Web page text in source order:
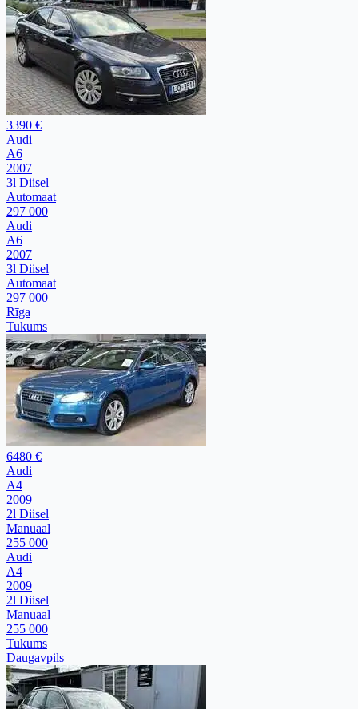
3390 €
Audi
A6
2007
3l Diisel
Automaat
297 000
Audi
A6
2007
3l Diisel
Automaat
297 000
Rīga
Tukums
6480 €
Audi
A4
2009
2l Diisel
Manuaal
255 000
Audi
A4
2009
2l Diisel
Manuaal
255 000
Tukums
Daugavpils